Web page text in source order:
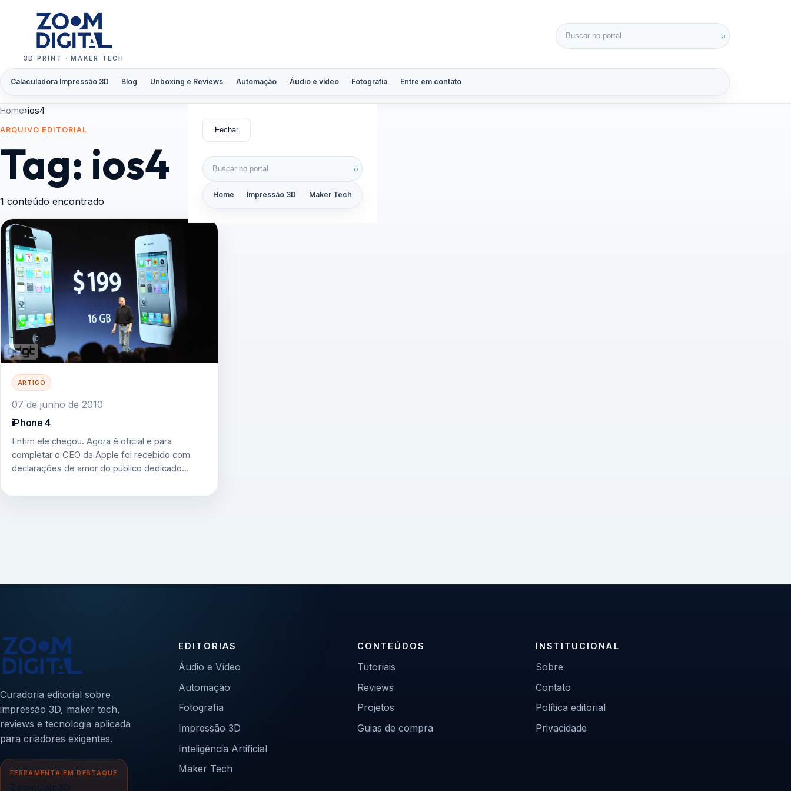
3D PRINT · MAKER TECH
Calaculadora Impressão 3D Blog Unboxing e Reviews Automação Áudio e vídeo Fotografia Entre em contato
Buscar por: ⌕
Fechar
Buscar por: ⌕
Home Impressão 3D Maker Tech
Home›ios4
ARQUIVO EDITORIAL
Tag: ios4
1 conteúdo encontrado
ARTIGO
07 de junho de 2010
iPhone 4
Enfim ele chegou. Agora é oficial e para
completar o CEO da Apple foi recebido com
declarações de amor do público dedicado…
Curadoria editorial sobre
impressão 3D, maker tech,
reviews e tecnologia aplicada
para criadores exigentes.
FERRAMENTA EM DESTAQUE
ZoomCalc3D
EDITORIAS
Áudio e Vídeo
Automação
Fotografia
Impressão 3D
Inteligência Artificial
Maker Tech
CONTEÚDOS
Tutoriais
Reviews
Projetos
Guias de compra
INSTITUCIONAL
Sobre
Contato
Política editorial
Privacidade